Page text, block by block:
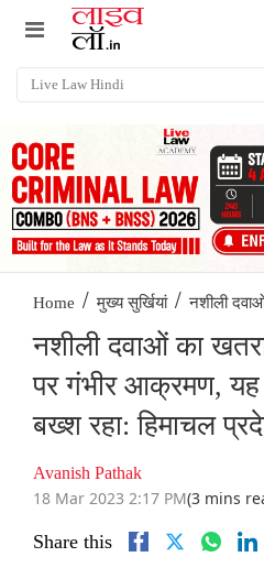
Home / मुख्य सुर्खियां / नशीली
नशीली दवाओं का
पर गंभीर आक्रमण, यह
बख्श रहा: हिमाचल
Avanish Pathak
18 Mar 2023 2:17 PM(3 mins
Share this